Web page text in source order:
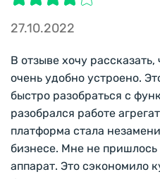
27.10.2022
В отзыве хочу
очень удобно устроено.
быстро разобраться с
разобрался работе
платформа стала
бизнесе. Мне не пришлось
аппарат. Это сэкономило